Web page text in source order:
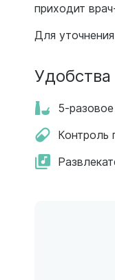
приходит
Для
Удобства
5-
Контроль